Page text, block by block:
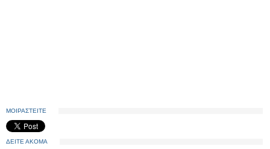
ΜΟΙΡΑΣΤΕΙΤΕ
ΔΕΙΤΕ ΑΚΟΜΑ